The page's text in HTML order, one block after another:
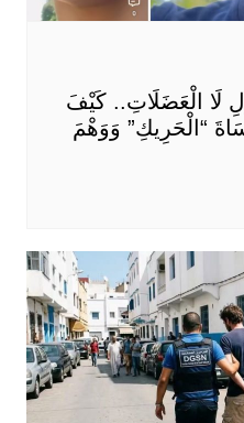
لَا الْعَضَلَاتِ.. كَيْفَ
“الْحَرِيكِ” وَوَهْمَ